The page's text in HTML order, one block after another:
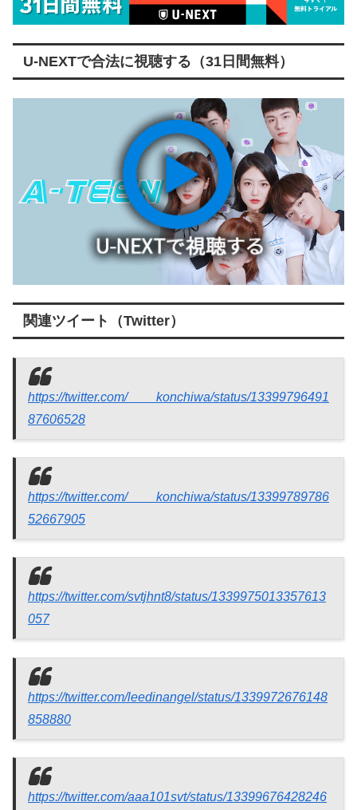
U-NEXTで合法に視聴する（31日間無料）
関連ツイート（Twitter）
https://twitter.com/____konchiwa/status/13399796491
87606528
https://twitter.com/____konchiwa/status/13399789786
52667905
https://twitter.com/svtjhnt8/status/1339975013357613
057
https://twitter.com/leedinangel/status/1339972676148
858880
https://twitter.com/aaa101svt/status/13399676428246